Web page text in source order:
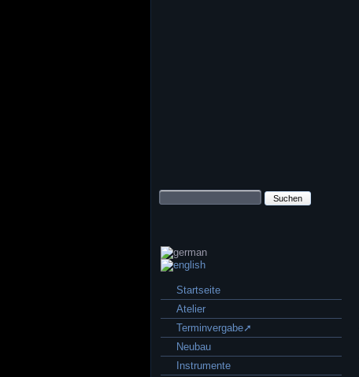
Suchbegriffe
Navigation
überspringen
Startseite
Atelier
Terminvergabe➚
Neubau
Instrumente